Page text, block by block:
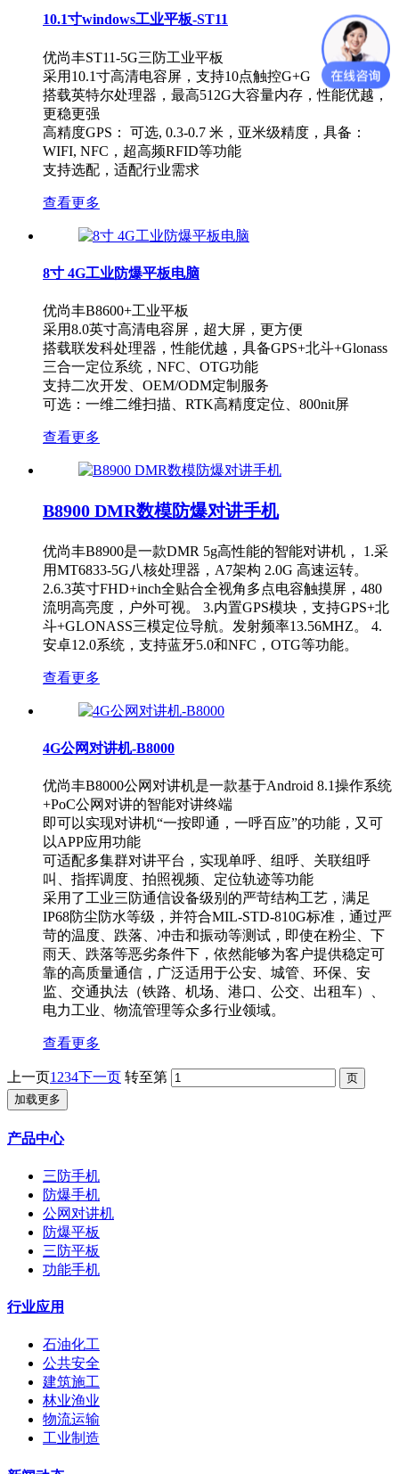
10.1寸windows工业平板-ST11
优尚丰ST11-5G三防工业平板
采用10.1寸高清电容屏，支持10点触控G+G
搭载英特尔处理器，最高512G大容量内存，性能优越，
更稳更强
高精度GPS： 可选, 0.3-0.7 米，亚米级精度，具备：
WIFI, NFC，超高频RFID等功能
支持选配，适配行业需求
查看更多
8寸 4G工业防爆平板电脑
优尚丰B8600+工业平板
采用8.0英寸高清电容屏，超大屏，更方便
搭载联发科处理器，性能优越，具备GPS+北斗+Glonass
三合一定位系统，NFC、OTG功能
支持二次开发、OEM/ODM定制服务
可选：一维二维扫描、RTK高精度定位、800nit屏
查看更多
B8900 DMR数模防爆对讲手机
优尚丰B8900是一款DMR 5g高性能的智能对讲机， 1.采
用MT6833-5G八核处理器，A7架构 2.0G 高速运转。
2.6.3英寸FHD+inch全贴合全视角多点电容触摸屏，480
流明高亮度，户外可视。 3.内置GPS模块，支持GPS+北
斗+GLONASS三模定位导航。发射频率13.56MHZ。 4.
安卓12.0系统，支持蓝牙5.0和NFC，OTG等功能。
查看更多
4G公网对讲机-B8000
​优尚丰B8000公网对讲机是一款基于Android 8.1操作系统
+PoC公网对讲的智能对讲终端
即可以实现对讲机“一按即通，一呼百应”的功能，又可
以APP应用功能
可适配多集群对讲平台，实现单呼、组呼、关联组呼
叫、指挥调度、拍照视频、定位轨迹等功能
​采用了工业三防通信设备级别的严苛结构工艺，满足
IP68防尘防水等级，并符合MIL-STD-810G标准，通过严
苛的温度、跌落、冲击和振动等测试，即使在粉尘、下
雨天、跌落等恶劣条件下，依然能够为客户提供稳定可
靠的高质量通信，广泛适用于公安、城管、环保、安
监、交通执法（铁路、机场、港口、公交、出租车）、
电力工业、物流管理等众多行业领域。
查看更多
上一页1 234下一页 转至第
加载更多
产品中心
三防手机
防爆手机
公网对讲机
防爆平板
三防平板
功能手机
行业应用
石油化工
公共安全
建筑施工
林业渔业
物流运输
工业制造